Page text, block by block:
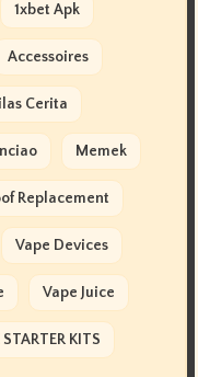
1xbet Apk
Accessoires
Cerita
Memek
Replacement
Vape Devices
Vape Juice
STARTER KITS